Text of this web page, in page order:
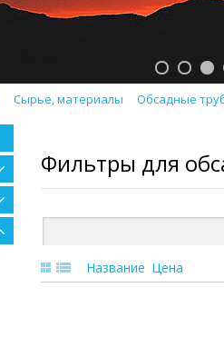
Сырье, материалы Обсадные
Фильтры для
Название Цена